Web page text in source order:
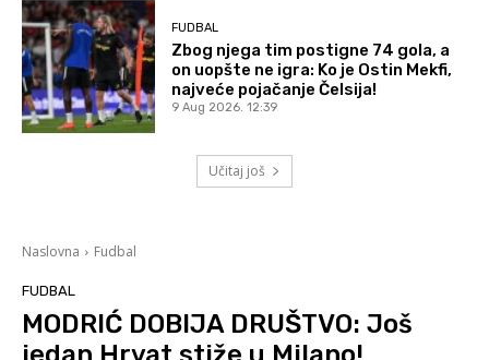
FUDBAL
Zbog njega tim postigne 74 gola, a
on uopšte ne igra: Ko je Ostin Mekfi,
najveće pojačanje Čelsija!
9 Aug 2026. 12:39
Učitaj još